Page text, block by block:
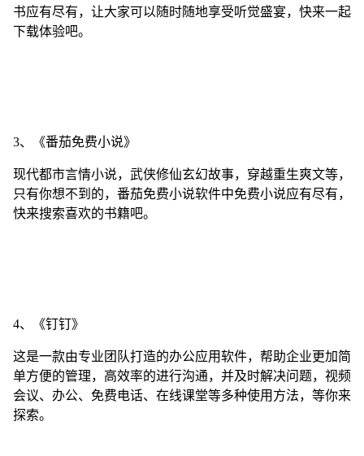
书应有尽有，让大家可以随时随地享受听觉盛宴，快来一起
下载体验吧。
3、《番茄免费小说》
现代都市言情小说，武侠修仙玄幻故事，穿越重生爽文等，
只有你想不到的，番茄免费小说软件中免费小说应有尽有，
快来搜索喜欢的书籍吧。
4、《钉钉》
这是一款由专业团队打造的办公应用软件，帮助企业更加简
单方便的管理，高效率的进行沟通，并及时解决问题，视频
会议、办公、免费电话、在线课堂等多种使用方法，等你来
探索。